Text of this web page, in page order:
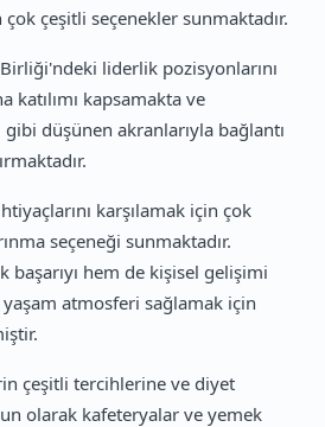
çeşitli seçenekler sunmaktadır.
liderlik pozisyonlarını
katılımı kapsamakta ve
düşünen akranlarıyla bağlantı
karşılamak için çok
seçeneği sunmaktadır.
başarıyı hem de kişisel gelişimi
atmosferi sağlamak için
çeşitli tercihlerine ve diyet
olarak kafeteryalar ve yemek